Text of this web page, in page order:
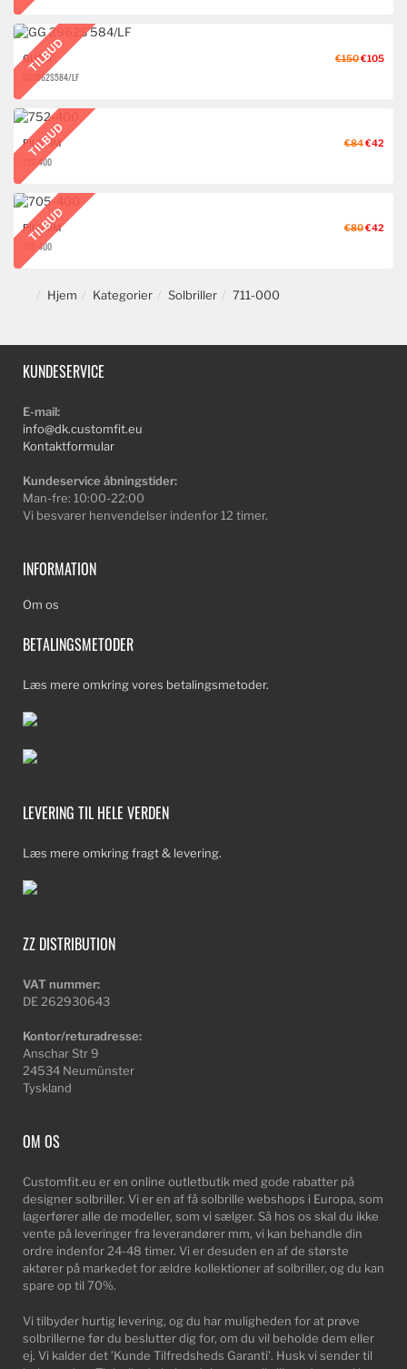
TILBUD €150€105
GUCCI
GG 2962S 584/LF
TILBUD €84€42
PILGRIM
752-400
TILBUD €80€42
PILGRIM
705-400
Hjem Kategorier Solbriller 711-000
KUNDESERVICE
E-mail:
info@dk.customfit.eu
Kontaktformular
Kundeservice åbningstider:
Man-fre: 10:00-22:00
Vi besvarer henvendelser indenfor 12 timer.
INFORMATION
Om os
BETALINGSMETODER
Læs mere omkring vores betalingsmetoder.
LEVERING TIL HELE VERDEN
Læs mere omkring fragt & levering.
ZZ DISTRIBUTION
VAT nummer:
DE 262930643
Kontor/returadresse:
Anschar Str 9
24534 Neumünster
Tyskland
OM OS
Customfit.eu er en online outletbutik med gode rabatter på
designer solbriller. Vi er en af få solbrille webshops i Europa, som
lagerfører alle de modeller, som vi sælger. Så hos os skal du ikke
vente på leveringer fra leverandører mm, vi kan behandle din
ordre indenfor 24-48 timer. Vi er desuden en af de største
aktører på markedet for ældre kollektioner af solbriller, og du kan
spare op til 70%.
Vi tilbyder hurtig levering, og du har muligheden for at prøve
solbrillerne før du beslutter dig for, om du vil beholde dem eller
ej. Vi kalder det ’Kunde Tilfredsheds Garanti’. Husk vi sender til